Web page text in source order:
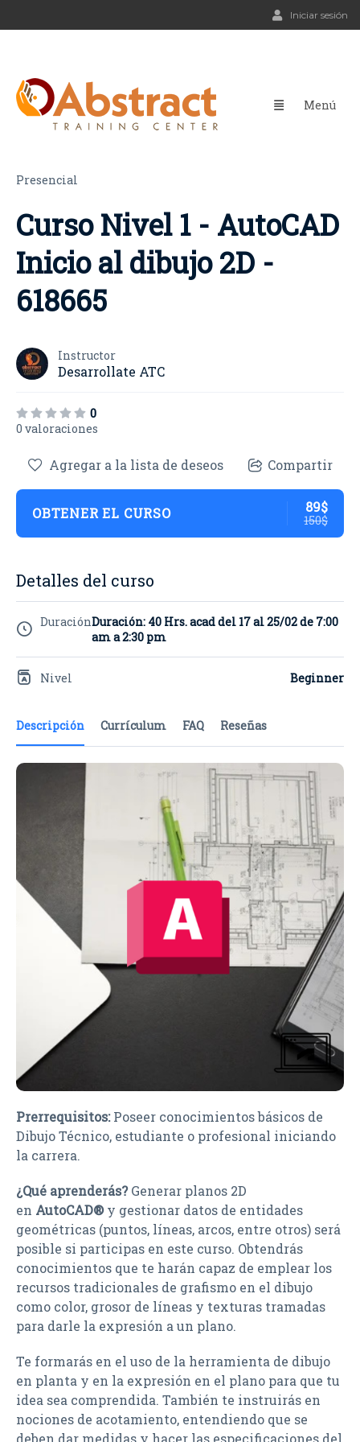
Iniciar sesión
Presencial
Curso Nivel 1 - AutoCAD
Inicio al dibujo 2D -
618665
Instructor
Desarrollate ATC
0
0 valoraciones
Descripción Currículum FAQ Reseñas
Prerrequisitos:Poseer conocimientos básicos de
Dibujo Técnico, estudiante o profesional iniciando
la carrera.
¿Qué aprenderás?Generar planos 2D
en AutoCAD®y gestionar datos de entidades
geométricas (puntos, líneas, arcos, entre otros) será
posible si participas en este curso. Obtendrás
conocimientos que te harán capaz de emplear los
recursos tradicionales de grafismo en el dibujo
como color, grosor de líneas y texturas tramadas
para darle la expresión a un plano.
Te formarás en el uso de la herramienta de dibujo
en planta y en la expresión en el plano para que tu
idea sea comprendida. También te instruirás en
nociones de acotamiento, entendiendo que se
deben dar medidas y hacer las especificaciones del
Agregar a la lista de deseos Compartir
OBTENER EL CURSO 89$
150$
Detalles del curso
DuraciónDuración: 40 Hrs. acad del 17 al 25/02 de 7:00
am a 2:30 pm
Nivel Beginner